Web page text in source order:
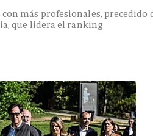
más profesionales, precedido
que lidera el ranking